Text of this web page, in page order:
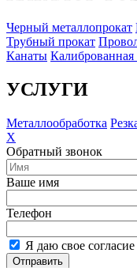
Черный металлопрокат
Трубный прокат
Канаты Калиброванная
УСЛУГИ
Металлообработка
X
Обратный звонок
Ваше имя
Телефон
Я даю свое
Отправить